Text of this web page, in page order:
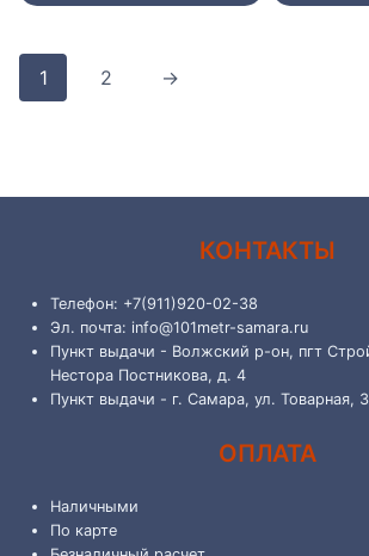
1 2 →
КОНТАКТЫ
Телефон: +7(911)920-02-38
Эл. почта: info@101metr-samara.ru
Пункт выдачи - Волжский р-он, пгт
Нестора Постникова, д. 4
Пункт выдачи - г. Самара, ул. Товарная,
ОПЛАТА
Наличными
По карте